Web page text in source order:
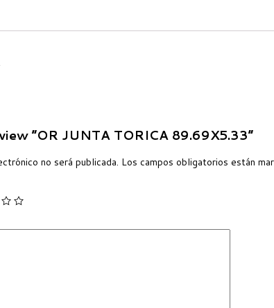
“OR JUNTA TORICA 89.69X5.33”
no será publicada. Los campos obligatorios están